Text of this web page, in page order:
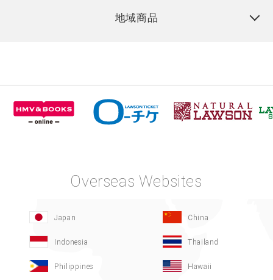
地域商品
Overseas Websites
Japan China
Indonesia Thailand
Philippines Hawaii